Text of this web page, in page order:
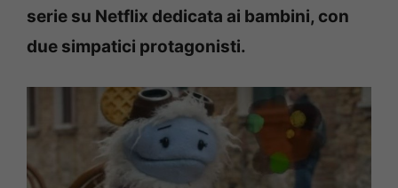
serie su Netflix dedicata ai bambini, con
due simpatici protagonisti.